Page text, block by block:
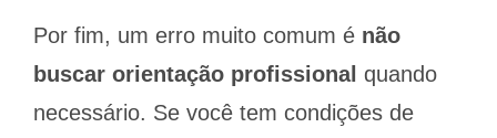
Por fim, um erro muito comum é não
buscar orientação profissional quando
necessário. Se você tem condições de